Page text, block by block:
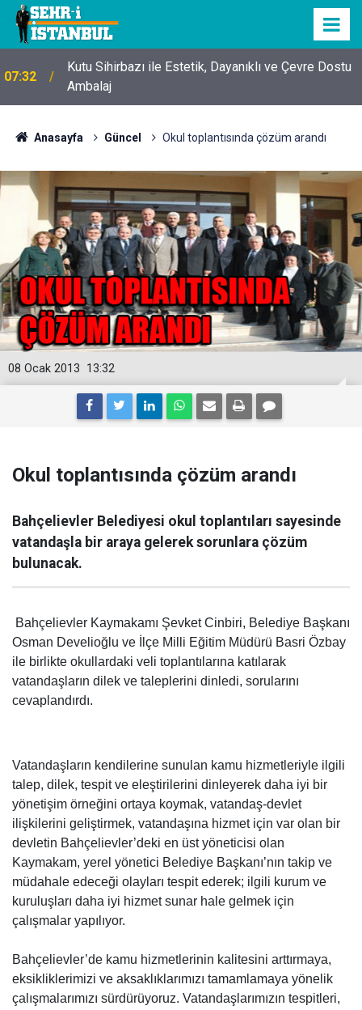
07:32
Kutu Sihirbazı ile Estetik, Dayanıklı ve Çevre Dostu
Ambalaj
Anasayfa Güncel Okul toplantısında çözüm arandı
13:32
08 Ocak 2013
Okul toplantısında çözüm arandı
Bahçelievler Belediyesi okul toplantıları sayesinde
vatandaşla bir araya gelerek sorunlara çözüm
bulunacak.
Bahçelievler Kaymakamı Şevket Cinbiri, Belediye Başkanı
Osman Develioğlu ve İlçe Milli Eğitim Müdürü Basri Özbay
ile birlikte okullardaki veli toplantılarına katılarak
vatandaşların dilek ve taleplerini dinledi, sorularını
cevaplandırdı.
Vatandaşların kendilerine sunulan kamu hizmetleriyle ilgili
talep, dilek, tespit ve eleştirilerini dinleyerek daha iyi bir
yönetişim örneğini ortaya koymak, vatandaş-devlet
ilişkilerini geliştirmek, vatandaşına hizmet için var olan bir
devletin Bahçelievler’deki en üst yöneticisi olan
Kaymakam, yerel yönetici Belediye Başkanı’nın takip ve
müdahale edeceği olayları tespit ederek; ilgili kurum ve
kuruluşları daha iyi hizmet sunar hale gelmek için
çalışmalar yapılıyor.
Bahçelievler’de kamu hizmetlerinin kalitesini arttırmaya,
eksikliklerimizi ve aksaklıklarımızı tamamlamaya yönelik
çalışmalarımızı sürdürüyoruz. Vatandaşlarımızın tespitleri,